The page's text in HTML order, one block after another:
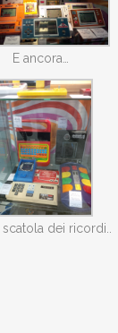
E ancora…
scatola dei ricordi..